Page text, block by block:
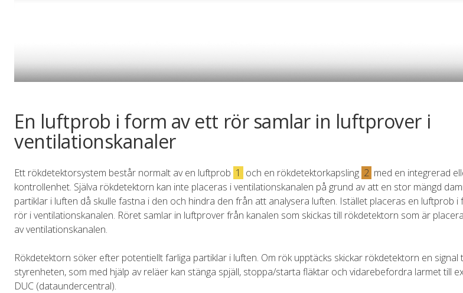
En luftprob i form av ett rör samlar in luftprover i
ventilationskanaler
Ett rökdetektorsystem består normalt av en luftprob 1 och en rökdetektorkapsling 2 med en integrerad
kontrollenhet. Själva rökdetektorn kan inte placeras i ventilationskanalen på grund av att en stor mängd
partiklar i luften då skulle fastna i den och hindra den från att analysera luften. Istället placeras en luftprob i
rör i ventilationskanalen. Röret samlar in luftprover från kanalen som skickas till rökdetektorn som är
av ventilationskanalen.
Rökdetektorn söker efter potentiellt farliga partiklar i luften. Om rök upptäcks skickar rökdetektorn en signal
styrenheten, som med hjälp av reläer kan stänga spjäll, stoppa/starta fläktar och vidarebefordra larmet till
DUC (dataundercentral).